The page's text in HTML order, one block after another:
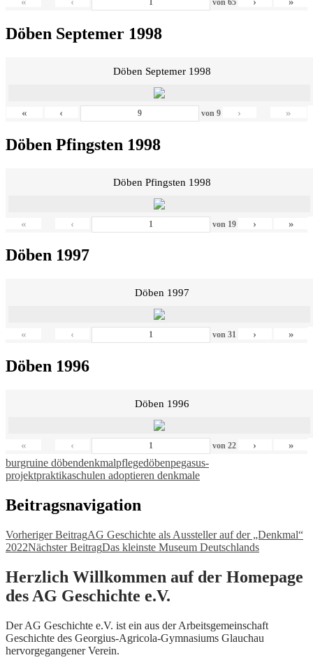
von 65
Döben Septemer 1998
Döben Septemer 1998
« ‹ von 9 › »
Döben Pfingsten 1998
Döben Pfingsten 1998
« ‹ von 19 › »
Döben 1997
Döben 1997
« ‹ von 31 › »
Döben 1996
Döben 1996
« ‹ von 22 › »
burgruine döbendenkmalpflegedöbenpegasus-
projektpraktikaschulen adoptieren denkmale
Beitragsnavigation
Vorheriger BeitragAG Geschichte als Aussteller auf der „Denkmal“
2022Nächster BeitragDas kleinste Museum Deutschlands
Herzlich Willkommen auf der Homepage
des AG Geschichte e.V.
Der AG Geschichte e.V. ist ein aus der Arbeitsgemeinschaft
Geschichte des Georgius-Agricola-Gymnasiums Glauchau
hervorgegangener Verein.